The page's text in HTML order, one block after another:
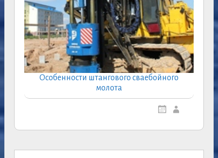
Особенности штангового сваебойного
молота